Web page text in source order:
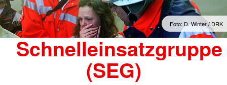
Foto: D. Winter / DRK
Schnelleinsatzgruppe
(SEG)